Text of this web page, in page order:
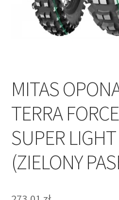
MITAS
TERRA
SUPER
(ZIELONY